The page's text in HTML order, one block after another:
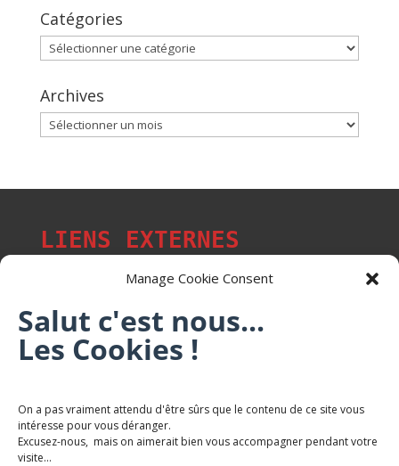
Manage Cookie Consent
Salut c'est nous...
Les Cookies !
On a pas vraiment attendu d'être sûrs que le contenu de ce site vous
intéresse pour vous déranger.
Excusez-nous, mais on aimerait bien vous accompagner pendant votre
visite...
Catégories
Catégories
Archives
Archives
LIENS EXTERNES
Les p'tits citoyens de Mont-Saint-Martin
Trail Saintmartinois Daniel FEITE
Karaté Mont Saint Martin